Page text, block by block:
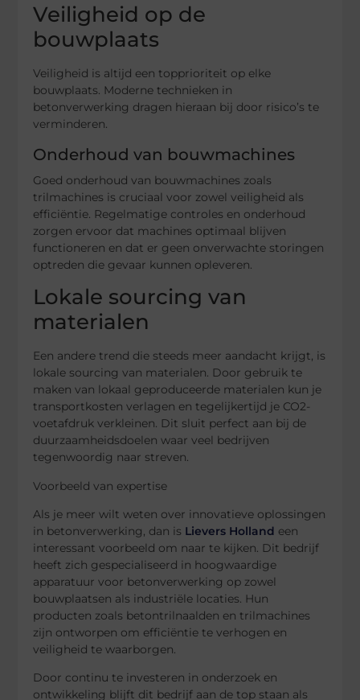
Veiligheid op de
bouwplaats
Veiligheid is altijd een topprioriteit op elke
bouwplaats. Moderne technieken in
betonverwerking dragen hieraan bij door risico’s te
verminderen.
Onderhoud van bouwmachines
Goed onderhoud van bouwmachines zoals
trilmachines is cruciaal voor zowel veiligheid als
efficiëntie. Regelmatige controles en onderhoud
zorgen ervoor dat machines optimaal blijven
functioneren en dat er geen onverwachte storingen
optreden die gevaar kunnen opleveren.
Lokale sourcing van
materialen
Een andere trend die steeds meer aandacht krijgt, is
lokale sourcing van materialen. Door gebruik te
maken van lokaal geproduceerde materialen kun je
transportkosten verlagen en tegelijkertijd je CO2-
voetafdruk verkleinen. Dit sluit perfect aan bij de
duurzaamheidsdoelen waar veel bedrijven
tegenwoordig naar streven.
Voorbeeld van expertise
Als je meer wilt weten over innovatieve oplossingen
in betonverwerking, dan is Lievers Holland een
interessant voorbeeld om naar te kijken. Dit bedrijf
heeft zich gespecialiseerd in hoogwaardige
apparatuur voor betonverwerking op zowel
bouwplaatsen als industriële locaties. Hun
producten zoals betontrilnaalden en trilmachines
zijn ontworpen om efficiëntie te verhogen en
veiligheid te waarborgen.
Door continu te investeren in onderzoek en
ontwikkeling blijft dit bedrijf aan de top staan als